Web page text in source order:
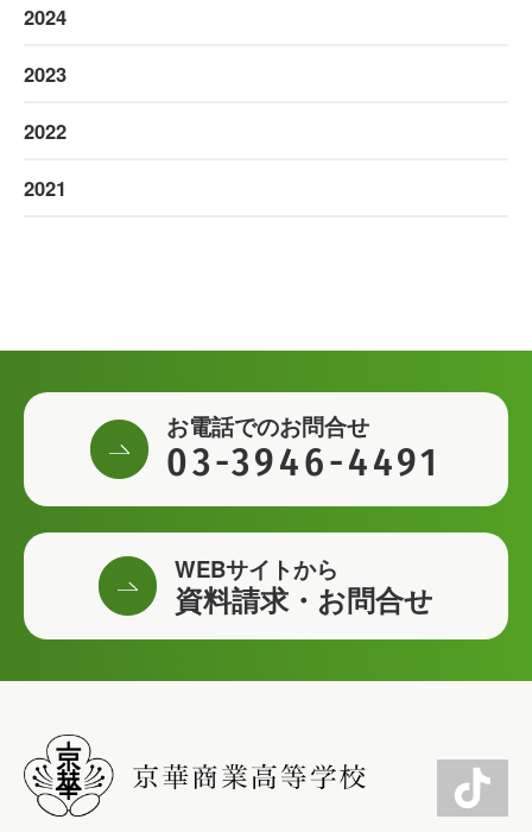
2024
2023
2022
2021
お電話でのお問合せ
03-3946-4491
WEBサイトから
資料請求・お問合せ